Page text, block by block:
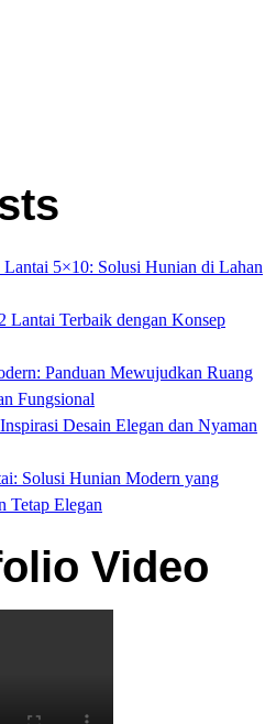
5×10: Solusi Hunian di Lahan
Lantai Terbaik dengan Konsep
Panduan Mewujudkan Ruang
Fungsional
Desain Elegan dan Nyaman
Solusi Hunian Modern yang
Tetap Elegan
Video